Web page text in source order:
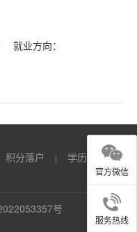
就业方向：
积分落户 | 学历
职
号
官方微信
服务热线